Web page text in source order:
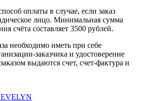
оплаты в случае, если заказ
лицо. Минимальная сумма
счёта составляет 3500 рублей.
необходимо иметь при себе
заказчика и удостоверение
выдаются счет, счет-фактура и